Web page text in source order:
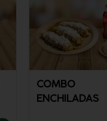
COMBO
ENCHILADAS